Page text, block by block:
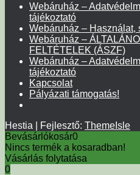
Webáruház –
tájékoztató
Webáruház – Használat,
Webáruház –
FELTÉTELEK (ÁSZF)
Webáruház –
tájékoztató
Kapcsolat
Pályázati támogatás!
Hestia | Fejlesztő: ThemeIsle
Bevásárlókosár0
Nincs termék a kosaradban!
Vásárlás folytatása
0